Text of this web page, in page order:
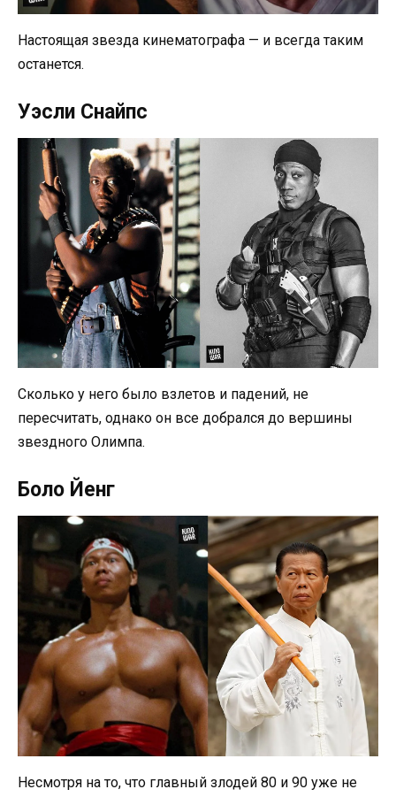
Настоящая звезда кинематографа — и всегда таким
останется.
Уэсли Снайпс
Сколько у него было взлетов и падений, не
пересчитать, однако он все добрался до вершины
звездного Олимпа.
Боло Йенг
Несмотря на то, что главный злодей 80 и 90 уже не